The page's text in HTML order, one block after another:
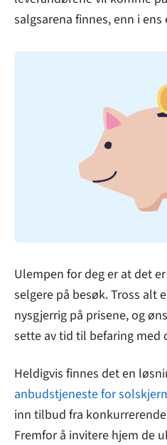
salgsarena finnes, enn i ens
Ulempen for deg er at det
selgere på besøk. Tross alt
nysgjerrig på prisene, og
sette av tid til befaring med
Heldigvis finnes det en
anbudstjeneste for
inn tilbud fra
Fremfor å invitere hjem de